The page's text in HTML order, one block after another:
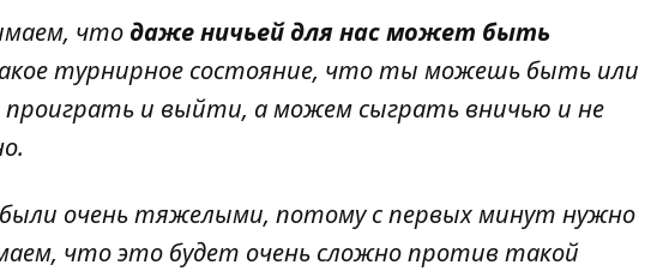
чтодаже ничьей для нас может быть
турнирное состояние, что ты можешь быть или
и выйти, а можем сыграть вничью и не
очень тяжелыми, потому с первых минут нужно
что это будет очень сложно против такой